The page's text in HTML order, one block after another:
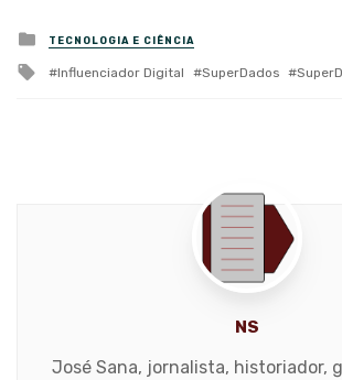
Posted
in
TECNOLOGIA E CIÊNCIA
Tagged
Influenciador Digital SuperDados
NS
José Sana, jornalista, historiador,